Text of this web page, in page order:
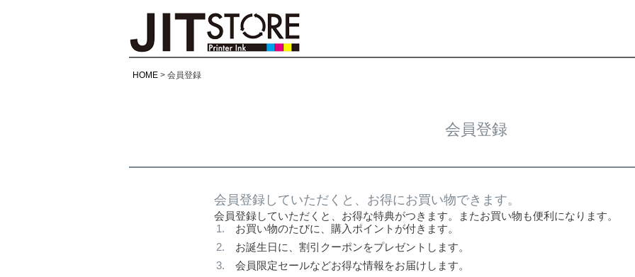
HOME 会員登録
会員登録
会員登録していただくと、お得にお買い物できます。
会員登録していただくと、お得な特典がつきます。またお買い物も便利になります。
お買い物のたびに、購入ポイントが付きます。
お誕生日に、割引クーポンをプレゼントします。
会員限定セールなどお得な情報をお届けします。